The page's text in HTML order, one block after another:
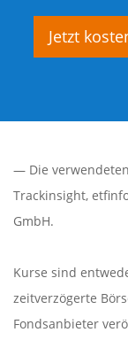
Jetzt
— Die
Trackinsight,
GmbH.
Kurse sind
zeitverzögerte
Fondsanbieter